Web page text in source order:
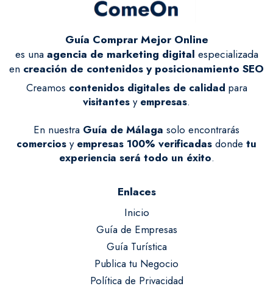
Guía Comprar Mejor Online
es unaagencia de marketing digital especializada
en creación de contenidos y posicionamiento SEO
Creamos contenidos digitales de calidad para
visitantes y empresas.
En nuestra Guía de Málaga solo encontrarás
comercios y empresas 100% verificadas donde tu
experiencia será todo un éxito.
Enlaces
Inicio
Guía de Empresas
Guía Turística
Publica tu Negocio
Política de Privacidad